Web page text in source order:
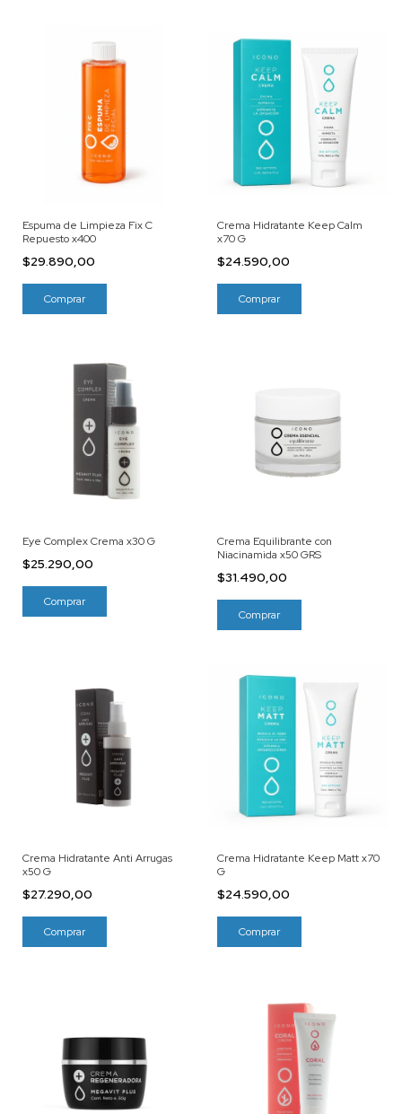
Espuma de Limpieza Fix C
Repuesto x400
$29.890,00
Crema Hidratante Keep Calm
x70 G
$24.590,00
Eye Complex Crema x30 G
$25.290,00
Crema Equilibrante con
Niacinamida x50 GRS
$31.490,00
Crema Hidratante Anti Arrugas
x50 G
$27.290,00
Crema Hidratante Keep Matt x70
G
$24.590,00